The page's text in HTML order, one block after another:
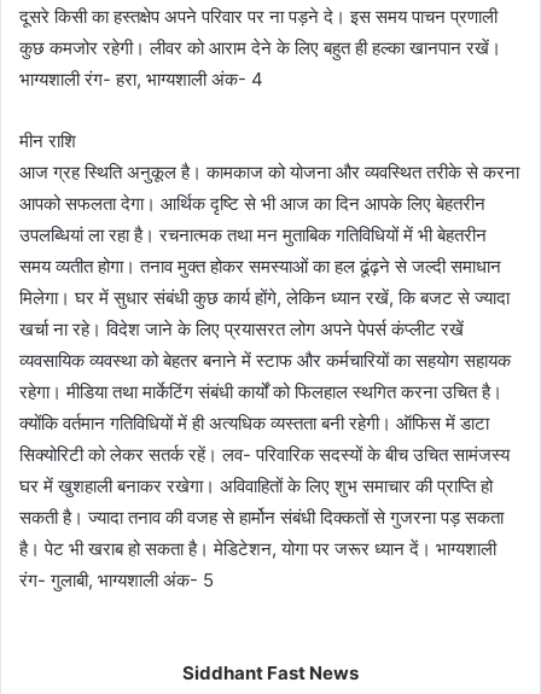
दूसरे किसी का हस्तक्षेप अपने परिवार पर ना पड़ने दे। इस समय पाचन प्रणाली
कुछ कमजोर रहेगी। लीवर को आराम देने के लिए बहुत ही हल्का खानपान रखें।
भाग्यशाली रंग- हरा, भाग्यशाली अंक- 4
मीन राशि
आज ग्रह स्थिति अनुकूल है। कामकाज को योजना और व्यवस्थित तरीके से करना
आपको सफलता देगा। आर्थिक दृष्टि से भी आज का दिन आपके लिए बेहतरीन
उपलब्धियां ला रहा है। रचनात्मक तथा मन मुताबिक गतिविधियों में भी बेहतरीन
समय व्यतीत होगा। तनाव मुक्त होकर समस्याओं का हल ढूंढ़ने से जल्दी समाधान
मिलेगा। घर में सुधार संबंधी कुछ कार्य होंगे, लेकिन ध्यान रखें, कि बजट से ज्यादा
खर्चा ना रहे। विदेश जाने के लिए प्रयासरत लोग अपने पेपर्स कंप्लीट रखें
व्यवसायिक व्यवस्था को बेहतर बनाने में स्टाफ और कर्मचारियों का सहयोग सहायक
रहेगा। मीडिया तथा मार्केटिंग संबंधी कार्यों को फिलहाल स्थगित करना उचित है।
क्योंकि वर्तमान गतिविधियों में ही अत्यधिक व्यस्तता बनी रहेगी। ऑफिस में डाटा
सिक्योरिटी को लेकर सतर्क रहें। लव- परिवारिक सदस्यों के बीच उचित सामंजस्य
घर में खुशहाली बनाकर रखेगा। अविवाहितों के लिए शुभ समाचार की प्राप्ति हो
सकती है। ज्यादा तनाव की वजह से हार्मोन संबंधी दिक्कतों से गुजरना पड़ सकता
है। पेट भी खराब हो सकता है। मेडिटेशन, योगा पर जरूर ध्यान दें। भाग्यशाली
रंग- गुलाबी, भाग्यशाली अंक- 5
Siddhant Fast News